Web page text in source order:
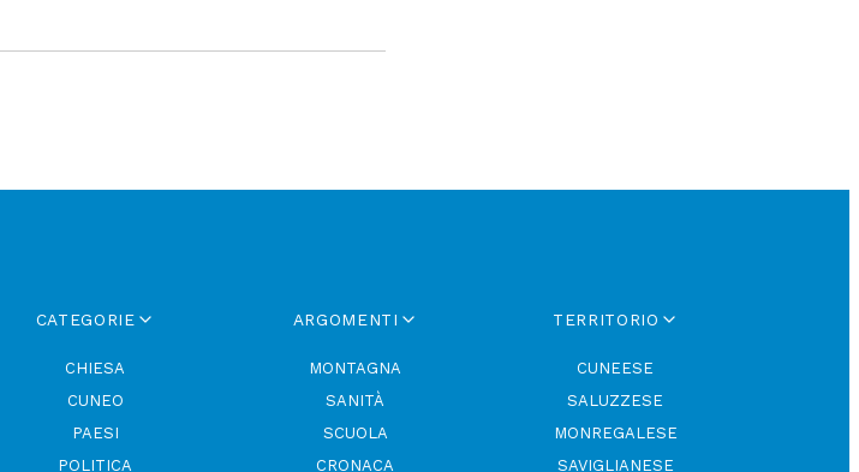
CATEGORIE
CHIESA
CUNEO
PAESI
POLITICA
ARGOMENTI
MONTAGNA
SANITÀ
SCUOLA
CRONACA
TERRITORIO
CUNEESE
SALUZZESE
MONREGALESE
SAVIGLIANESE